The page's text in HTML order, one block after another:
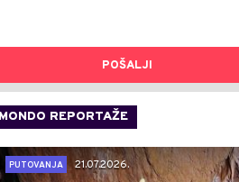
POŠALJI
MONDO REPORTAŽE
PUTOVANJA
21.07.2026.